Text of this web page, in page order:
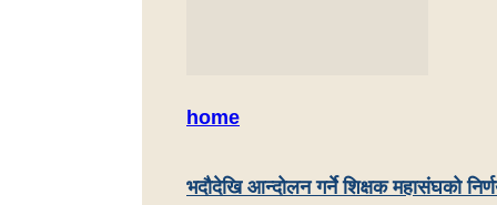
home
भदौदेखि आन्दोलन गर्ने शिक्षक महासंघको